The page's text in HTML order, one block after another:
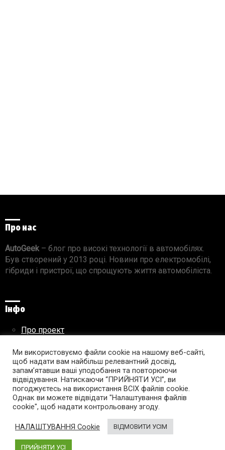
Про нас
AutoGeek– блог про високі технології в автомобілях.
Був створений у 2013 році. Новини про електромобілі,
гібриди і пристрої, що спрощують життя автомобіліста.
Інфо
Про проект
Правила використання матеріалів
Підпишись на AutoGeek!
facebooktwitter instagramyoutube tumblr linkedin
Ми використовуємо файли cookie на нашому веб-сайті,
щоб надати вам найбільш релевантний досвід,
запам’ятавши ваші уподобання та повторюючи
відвідування. Натискаючи “ПРИЙНЯТИ УСІ”, ви
погоджуєтесь на використання ВСІХ файлів cookie.
Однак ви можете відвідати "Налаштування файлів
cookie", щоб надати контрольовану згоду.
НАЛАШТУВАННЯ Cookie ВІДМОВИТИ УСІМ
ПРИЙНЯТИ УСІ